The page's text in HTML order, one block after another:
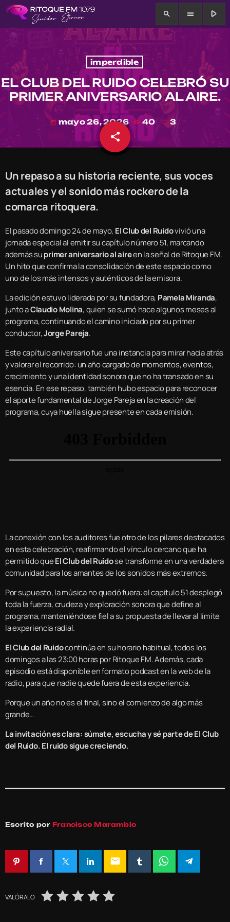
search menu play_arrow
imperdible
EL CLUB DEL RUIDO CELEBRÓ SU
PRIMER ANIVERSARIO AL AIRE.
today mayo 26, 2026 40 3
share
email
Un repaso a su historia reciente, sus voces
actuales y el sonido más rockero de la
comarca ritoquera.
El pasado domingo 24 de mayo, El Club del Ruidovivió una
jornada especial al emitir su capítulo número 51, marcando
además suprimer aniversario al aireen la señal de Ritoque FM.
Un hito que confirma la consolidación de este espacio como
uno de los más intensos y auténticos de la emisora.
La edición estuvo liderada por su fundadora, Pamela Miranda,
junto aClaudio Molina, quien se sumó hace algunos meses al
programa, continuando el camino iniciado por su primer
conductor,Jorge Pareja.
Este capítulo aniversario fue una instancia para mirar hacia atrás
y valorar el recorrido: un año cargado de momentos, eventos,
crecimiento y una identidad sonora que no ha transado en su
esencia. En ese repaso, también hubo espacio para reconocer
el aporte fundamental de Jorge Pareja en la creación del
programa, cuya huella sigue presente en cada emisión.
La conexión con los auditores fue otro de los pilares destacados
en esta celebración, reafirmando el vínculo cercano que ha
permitido queEl Club del Ruidose transforme en una verdadera
comunidad para los amantes de los sonidos más extremos.
Por supuesto, la música no quedó fuera: el capítulo 51 desplegó
toda la fuerza, crudeza y exploración sonora que define al
programa, manteniéndose fiel a su propuesta de llevar al límite
la experiencia radial.
El Club del Ruidocontinúa en su horario habitual, todos los
domingos a las 23:00 horas por Ritoque FM. Además, cada
episodio está disponible en formato podcast en la web de la
radio, para que nadie quede fuera de esta experiencia.
Porque un año no es el final, sino el comienzo de algo más
grande…
La invitación es clara: súmate, escucha y sé parte de El Club
del Ruido. El ruido sigue creciendo.
Escrito por Francisco Marambio
email
VALÓRALO